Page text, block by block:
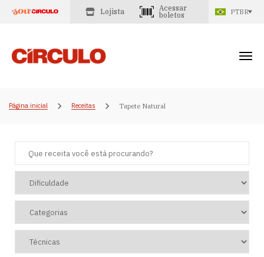
Lojista
Acessar
boletos
PTBR
Página inicial Receitas Tapete Natural